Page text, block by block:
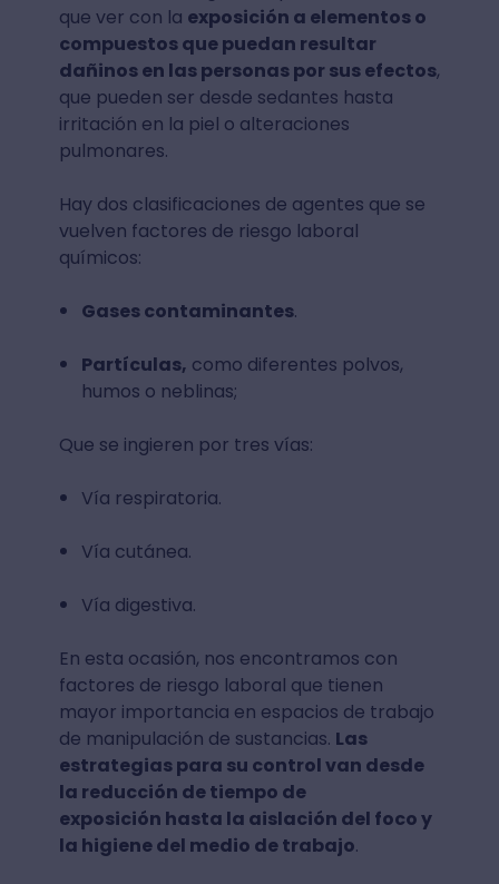
que ver con la exposición a elementos o
compuestos que puedan resultar
dañinos en las personas por sus efectos,
que pueden ser desde sedantes hasta
irritación en la piel o alteraciones
pulmonares.
Hay dos clasificaciones de agentes que se
vuelven factores de riesgo laboral
químicos:
Gases contaminantes.
Partículas, como diferentes polvos,
humos o neblinas;
Que se ingieren por tres vías:
Vía respiratoria.
Vía cutánea.
Vía digestiva.
En esta ocasión, nos encontramos con
factores de riesgo laboral que tienen
mayor importancia en espacios de trabajo
de manipulación de sustancias. Las
estrategias para su control van desde
la reducción de tiempo de
exposición hasta la aislación del foco y
la higiene del medio de trabajo.